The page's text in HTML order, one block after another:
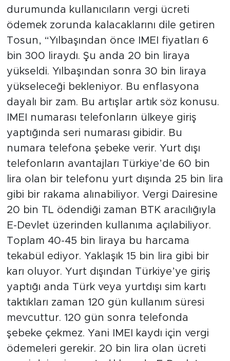
durumunda kullanıcıların vergi ücreti
ödemek zorunda kalacaklarını dile getiren
Tosun, “Yılbaşından önce IMEI fiyatları 6
bin 300 liraydı. Şu anda 20 bin liraya
yükseldi. Yılbaşından sonra 30 bin liraya
yükseleceği bekleniyor. Bu enflasyona
dayalı bir zam. Bu artışlar artık söz konusu.
IMEI numarası telefonların ülkeye giriş
yaptığında seri numarası gibidir. Bu
numara telefona şebeke verir. Yurt dışı
telefonların avantajları Türkiye’de 60 bin
lira olan bir telefonu yurt dışında 25 bin lira
gibi bir rakama alınabiliyor. Vergi Dairesine
20 bin TL ödendiği zaman BTK aracılığıyla
E-Devlet üzerinden kullanıma açılabiliyor.
Toplam 40-45 bin liraya bu harcama
tekabül ediyor. Yaklaşık 15 bin lira gibi bir
karı oluyor. Yurt dışından Türkiye’ye giriş
yaptığı anda Türk veya yurtdışı sim kartı
taktıkları zaman 120 gün kullanım süresi
mevcuttur. 120 gün sonra telefonda
şebeke çekmez. Yani IMEI kaydı için vergi
ödemeleri gerekir. 20 bin lira olan ücreti